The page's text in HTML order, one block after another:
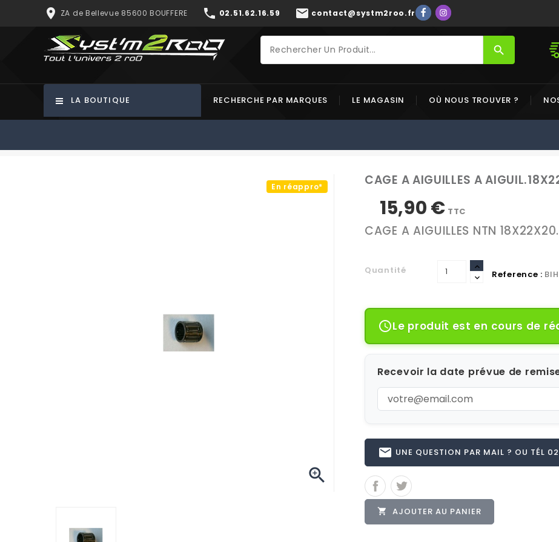
place ZA de Bellevue 85600 BOUFFERE phone 02.51.62.16.59 mail contact@systm2roo.fr
search
LA BOUTIQUE RECHERCHE PAR MARQUES LE MAGASIN OÙ NOUS TROUVER ?
En réappro*

CAGE A AIGUILLES A
15,90 € TTC
CAGE A AIGUILLES NTN
Quantité Reference :
Le produit est en cours de
Recevoir la date prévue de
email UNE QUESTION PAR MAIL ? OU TÉL
 AJOUTER AU PANIER